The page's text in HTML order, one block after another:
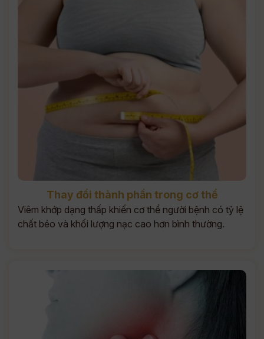
Thay đổi thành phần trong cơ thể
Viêm khớp dạng thấp khiến cơ thể người bệnh có tỷ lệ
chất béo và khối lượng nạc cao hơn bình thường.